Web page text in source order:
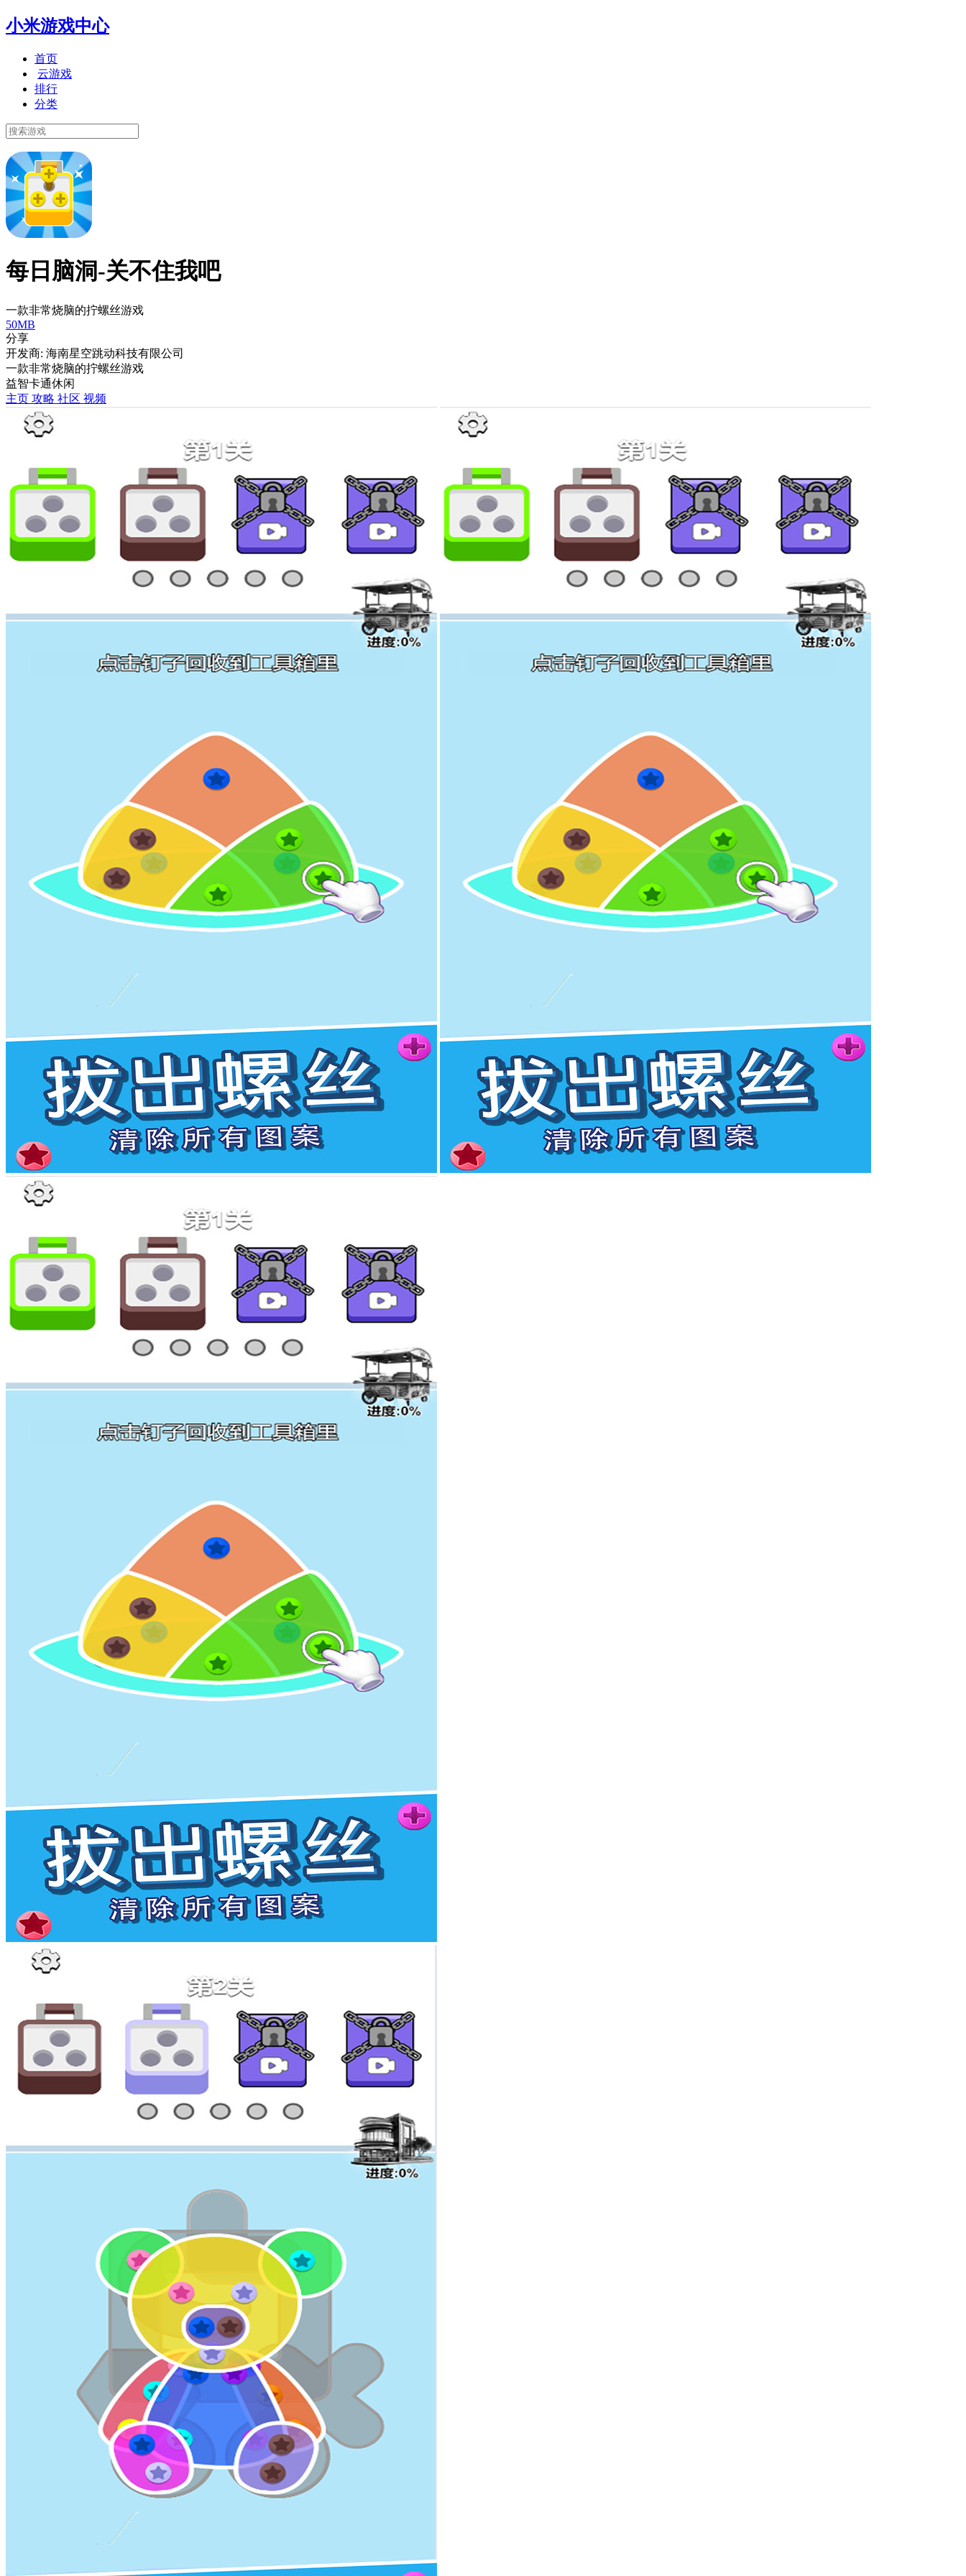
小米游戏中心
首页
云游戏
排行
分类
每日脑洞-关不住我吧
一款非常烧脑的拧螺丝游戏
50MB
分享
开发商: 海南星空跳动科技有限公司
一款非常烧脑的拧螺丝游戏
益智卡通休闲
主页 攻略 社区 视频